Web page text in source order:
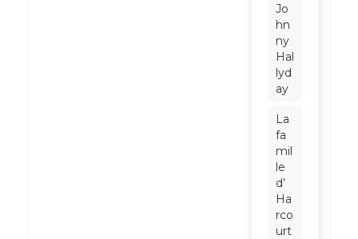
Jo
hn
ny
Hal
lyd
ay
La
fa
mil
le
d’
Ha
rco
urt